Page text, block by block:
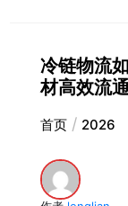
冷链物流
材高效流
首页 2026